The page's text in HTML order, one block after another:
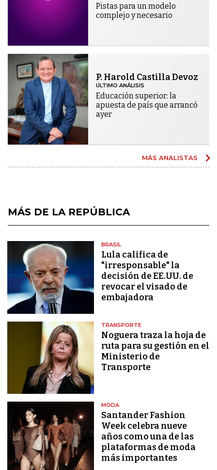
Pistas para un modelo
complejo y necesario
P. Harold Castilla Devoz
ÚLTIMO ANÁLISIS
Educación superior: la
apuesta de país que arrancó
ayer
MÁS ANALISTAS
MÁS DE LA REPÚBLICA
BRASIL
Lula califica de
"irresponsable" la
decisión de EE.UU. de
revocar el visado de
embajadora
TRANSPORTE
Noguera traza la hoja de
ruta para su gestión en el
Ministerio de
Transporte
MODA
Santander Fashion
Week celebra nueve
años como una de las
plataformas de moda
más importantes